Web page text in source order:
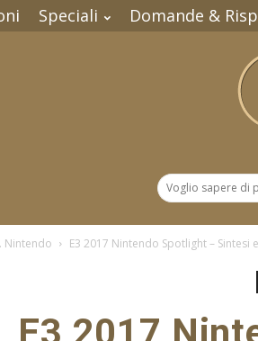
Speciali Domande &
Nintendo E3 2017 Nintendo Spotlight –